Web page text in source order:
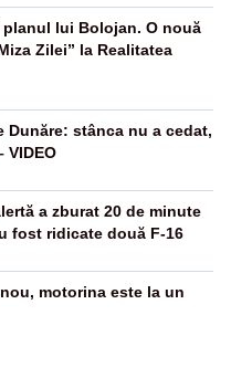
planul lui Bolojan. O nouă
Zilei” la Realitatea
Dunăre: stânca nu a cedat,
VIDEO
a zburat 20 de minute
fost ridicate două F-16
motorina este la un